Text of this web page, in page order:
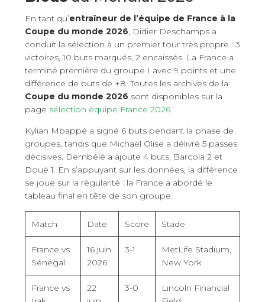
En tant qu’entraîneur de l’équipe de France à la
Coupe du monde 2026, Didier Deschamps a
conduit la sélection à un premier tour très propre : 3
victoires, 10 buts marqués, 2 encaissés. La France a
terminé première du groupe I avec 9 points et une
différence de buts de +8. Toutes les archives de la
Coupe du monde 2026 sont disponibles sur la
page sélection équipe France 2026.
Kylian Mbappé a signé 6 buts pendant la phase de
groupes, tandis que Michael Olise a délivré 5 passes
décisives. Dembélé a ajouté 4 buts, Barcola 2 et
Doué 1. En s’appuyant sur les données, la différence
se joue sur la régularité : la France a abordé le
tableau final en tête de son groupe.
Match Date Score Stade
France vs
Sénégal
16 juin
2026
3-1
MetLife Stadium,
New York
France vs
22
3-0
Lincoln Financial